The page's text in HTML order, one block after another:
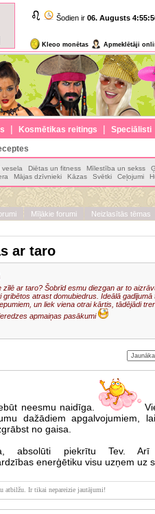
Šodien ir 06. Augusts
Kleoo monētas Apmeklētāji
| Kosmētikas reitings | Speciālisti
vesela Diētas un fitness Mīlestība un sekss
Mājas dzīvnieki Kāzas Svētki Ceļojumi
Mīļākie forumi Neizlasītās tēmas
ar taro
zīlē ar taro? Šobrīd esmu diezgan ar to
gribētos atrast domubiedrus. Ideālā
un liek viena otrai kārtis, tādējādi
apmaiņas pasākumi
neesmu naidīga.
dažādiem apgalvojumiem,
no gaisa.
absolūti piekrītu Tev.
enerģētiku visu uzņem uz
atbilžu. Ir tikai nepareizie jautājumi!